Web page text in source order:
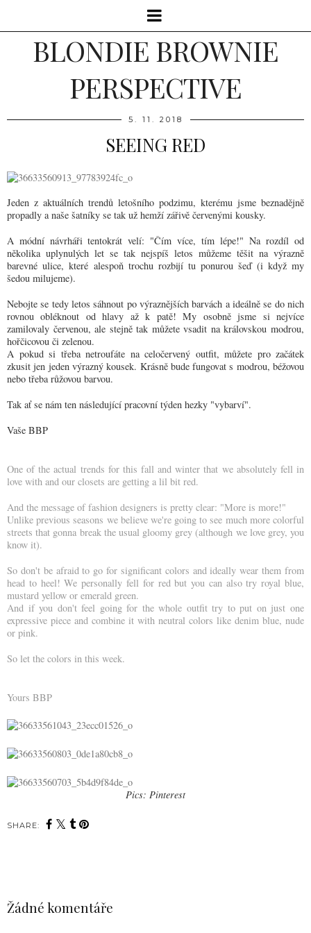
BLONDIE BROWNIE
PERSPECTIVE
5. 11. 2018
SEEING RED
Jeden z aktuálních trendů letošního podzimu, kterému jsme beznadějně
propadly a naše šatníky se tak už hemží zářivě červenými kousky.
A módní návrháři tentokrát velí: "Čím více, tím lépe!"Na rozdíl od
několika uplynulých let se tak nejspíš letos můžeme těšit na výrazně
barevné ulice, které alespoň trochu rozbijí tu ponurou šeď (i když my
šedou milujeme).
Nebojte se tedy letos sáhnout po výraznějších barvách a ideálně se do nich
rovnou obléknout od hlavy až k patě! My osobně jsme si nejvíce
zamilovaly červenou, ale stejně tak můžete vsadit na královskou modrou,
hořčicovou či zelenou.
A pokud si třeba netroufáte na celočervený outfit, můžete pro začátek
zkusit jen jeden výrazný kousek. Krásně bude fungovat s modrou, béžovou
nebo třeba růžovou barvou.
Tak ať se nám ten následující pracovní týden hezky "vybarví".
Vaše BBP
One of the actual trends for this fall and winter that we absolutely fell in
love with and our closets are getting a lil bit red.
And the message of fashion designers is pretty clear: "More is more!"
Unlike previous seasons we believe we're going to see much more colorful
streets that gonna break the usual gloomy grey (although we love grey, you
know it).
So don't be afraid to go for significant colors and ideally wear them from
head to heel! We personally fell for red but you can also try royal blue,
mustard yellow or emerald green.
And if you don't feel going for the whole outfit try to put on just one
expressive piece and combine it with neutral colors like denim blue, nude
or pink.
So let the colors in this week.
Yours BBP
Pics: Pinterest
SHARE:
Žádné komentáře